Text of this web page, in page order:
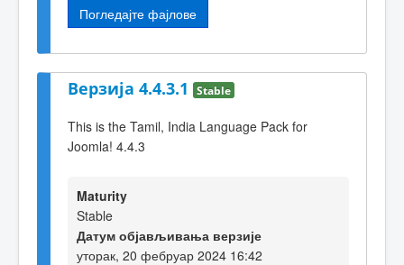
Погледајте фајлове
Верзија 4.4.3.1 Stable
This is the Tamil, India Language Pack for
Joomla! 4.4.3
Maturity
Stable
Датум објављивања верзије
уторак, 20 фебруар 2024 16:42